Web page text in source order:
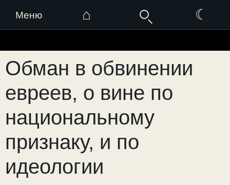
Меню ⌂ ☾
к
содержимому
Обман в обвинении
евреев, о вине по
национальному
признаку, и по
идеологии